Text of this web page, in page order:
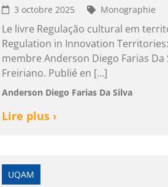
3 octobre 2025 Monographie
Le livre Regulação cultural em
Regulation in Innovation
membre Anderson Diego Farias
Freiriano. Publié en […]
Anderson Diego Farias Da Silva
Lire plus ›
UQAM